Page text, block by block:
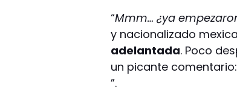
“Mmm… ¿ya
y nacionalizado
adelantada. Poco
un picante comentario:
”.